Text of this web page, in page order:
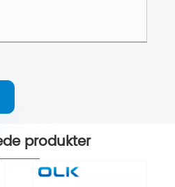
produkter